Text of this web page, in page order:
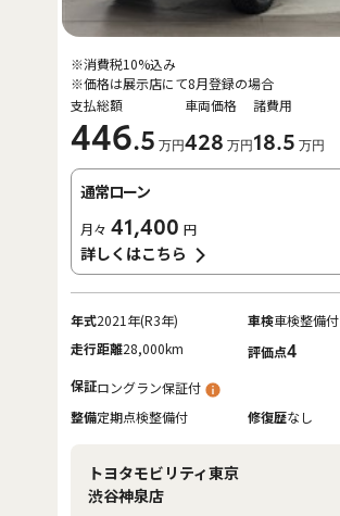
支払総額
446.5 万円
車両価格
428 万円
諸費用
18.5 万円
※消費税10%込み
※価格は展示店にて8月登録の場合
通常ローン
月々 41,400 円
詳しくはこちら
年式2021年(R3年) 車検車検整備付
走行距離28,000km 評価点4
保証ロングラン保証付
整備定期点検整備付 修復歴なし
トヨタモビリティ東京
渋谷神泉店